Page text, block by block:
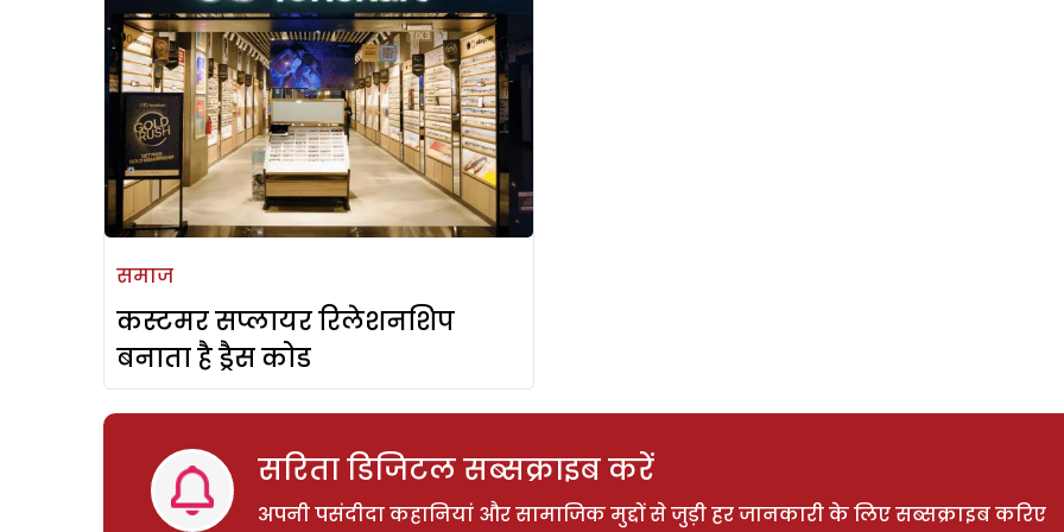
समाज
कस्टमर सप्लायर रिलेशनशिप
बनाता है ड्रैस कोड
सरिता डिजिटल सब्सक्राइब करें
अपनी पसंदीदा कहानियां और सामाजिक मुद्दों से जुड़ी हर जानकारी के लिए सब्सक्राइब करिए